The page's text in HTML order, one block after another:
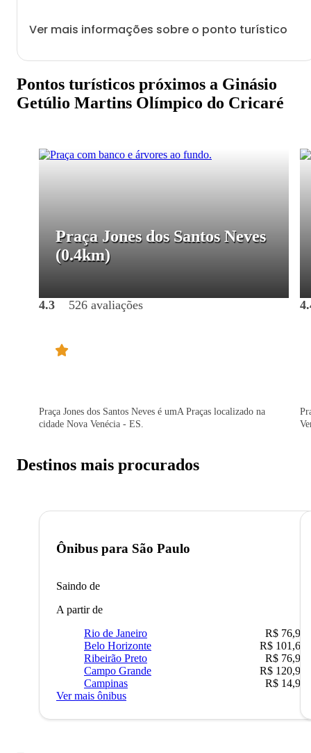
Ver mais informações sobre o ponto turístico
Pontos turísticos próximos a Ginásio
Getúlio Martins Olímpico do Cricaré
Praça Jones dos Santos Neves
(0.4km)
4.3 526 avaliações
Praça Jones dos Santos Neves é umA Praças localizado na
cidade Nova Venécia - ES.
Destinos mais procurados
Ônibus para São Paulo
Saindo de
A partir de
Rio de Janeiro
R$ 76,90
Belo Horizonte
R$ 101,67
Ribeirão Preto
R$ 76,90
Campo Grande
R$ 120,90
Campinas
R$ 14,90
Ver mais ônibus